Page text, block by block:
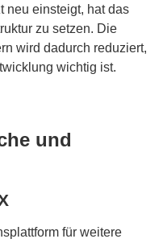
neu einsteigt, hat das
zu setzen. Die
wird dadurch reduziert,
wichtig ist.
und
für weitere